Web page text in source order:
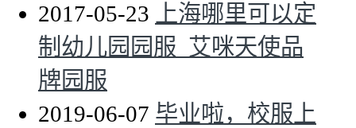
2017-05-23
上海哪里可以定
制幼儿园园服_艾咪天使品
牌园服
2019-06-07 毕业啦，校服上